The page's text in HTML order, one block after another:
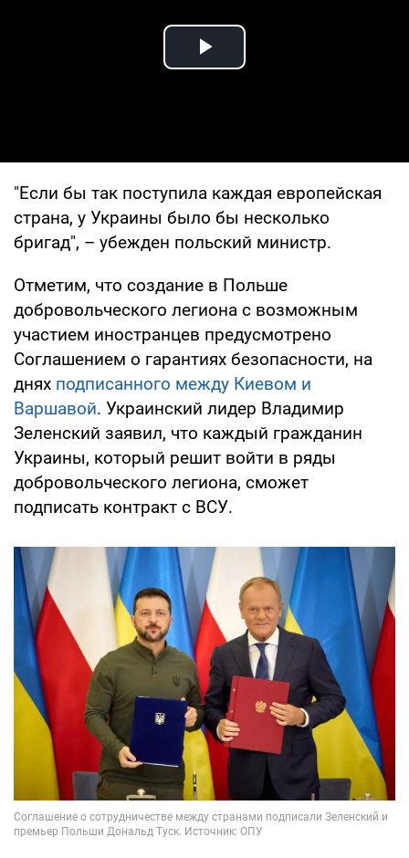
Play Video
"Если бы так поступила каждая европейская
страна, у Украины было бы несколько
бригад", – убежден польский министр.
Отметим, что создание в Польше
добровольческого легиона с возможным
участием иностранцев предусмотрено
Соглашением о гарантиях безопасности, на
днях подписанного между Киевом и
Варшавой. Украинский лидер Владимир
Зеленский заявил, что каждый гражданин
Украины, который решит войти в ряды
добровольческого легиона, сможет
подписать контракт с ВСУ.